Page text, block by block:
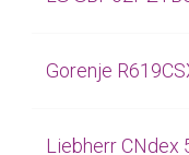
Gorenje
Liebherr CNdex